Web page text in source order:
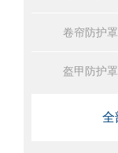
卷帘防护罩
盔甲防护罩
全